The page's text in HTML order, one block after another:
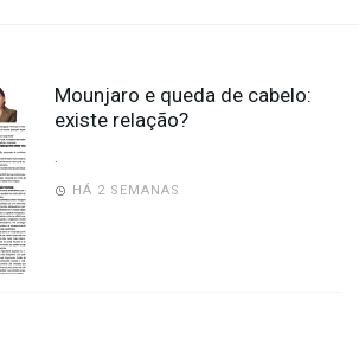
Mounjaro e queda de cabelo:
existe relação?
HÁ 2 SEMANAS